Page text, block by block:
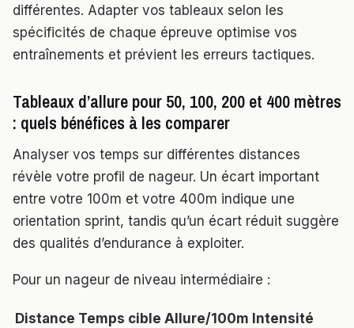
différentes. Adapter vos tableaux selon les
spécificités de chaque épreuve optimise vos
entraînements et prévient les erreurs tactiques.
Tableaux d’allure pour 50, 100, 200 et 400 mètres
: quels bénéfices à les comparer
Analyser vos temps sur différentes distances
révèle votre profil de nageur. Un écart important
entre votre 100m et votre 400m indique une
orientation sprint, tandis qu’un écart réduit suggère
des qualités d’endurance à exploiter.
Pour un nageur de niveau intermédiaire :
Distance Temps cible Allure/100m Intensité